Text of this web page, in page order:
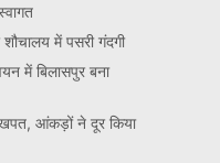
में पसरी गंदगी
में बिलासपुर बना
खपत, आंकड़ों ने दूर किया